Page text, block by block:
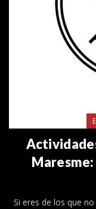
Si eres de los que